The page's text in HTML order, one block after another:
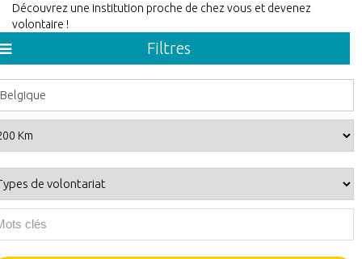
Découvrez une institution proche de chez vous et devenez
volontaire !
Filtres